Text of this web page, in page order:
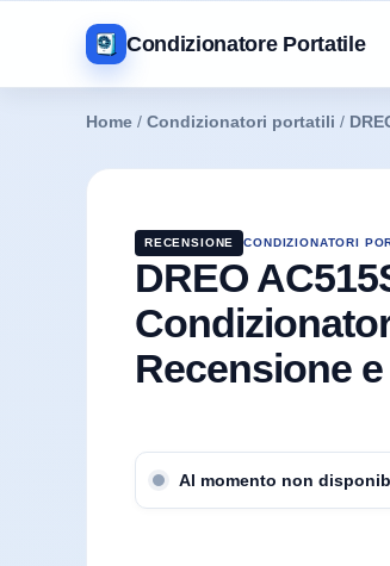
Condizionatore Portatile
Home / Condizionatori portatili /
RECENSIONE CONDIZIONATORI
DREO
Recensione
Al momento non